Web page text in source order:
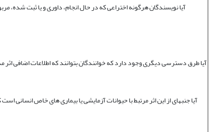
آیا نویسندگان هرگونه اختراعی که در حال انجام، داوری و یا ثبت شده،
آیا طرق دسترسی دیگری وجود دارد که خوانندگان بتوانند که اطلاعات اضافی اثر
آیا جنبه‏ای از این اثر مرتبط با حیوانات آزمایشی یا بیماری های خاص انسانی